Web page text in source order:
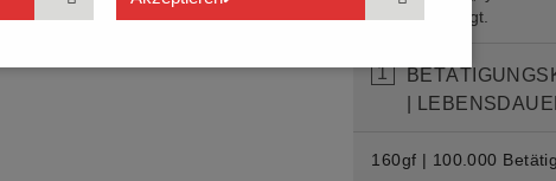
und angezeigt.
1
|
160gf | 100.000